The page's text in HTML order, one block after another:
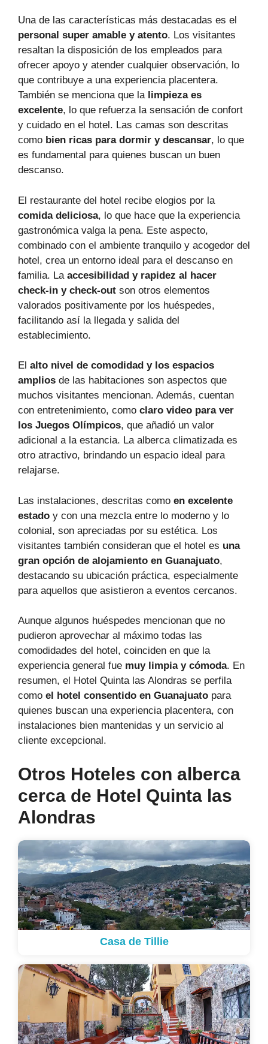
Una de las características más destacadas es el
personal super amable y atento. Los visitantes
resaltan la disposición de los empleados para
ofrecer apoyo y atender cualquier observación, lo
que contribuye a una experiencia placentera.
También se menciona que la limpieza es
excelente, lo que refuerza la sensación de confort
y cuidado en el hotel. Las camas son descritas
como bien ricas para dormir y descansar, lo que
es fundamental para quienes buscan un buen
descanso.
El restaurante del hotel recibe elogios por la
comida deliciosa, lo que hace que la experiencia
gastronómica valga la pena. Este aspecto,
combinado con el ambiente tranquilo y acogedor del
hotel, crea un entorno ideal para el descanso en
familia. La accesibilidad y rapidez al hacer
check-in y check-out son otros elementos
valorados positivamente por los huéspedes,
facilitando así la llegada y salida del
establecimiento.
El alto nivel de comodidad y los espacios
amplios de las habitaciones son aspectos que
muchos visitantes mencionan. Además, cuentan
con entretenimiento, como claro video para ver
los Juegos Olímpicos, que añadió un valor
adicional a la estancia. La alberca climatizada es
otro atractivo, brindando un espacio ideal para
relajarse.
Las instalaciones, descritas como en excelente
estado y con una mezcla entre lo moderno y lo
colonial, son apreciadas por su estética. Los
visitantes también consideran que el hotel es una
gran opción de alojamiento en Guanajuato,
destacando su ubicación práctica, especialmente
para aquellos que asistieron a eventos cercanos.
Aunque algunos huéspedes mencionan que no
pudieron aprovechar al máximo todas las
comodidades del hotel, coinciden en que la
experiencia general fue muy limpia y cómoda. En
resumen, el Hotel Quinta las Alondras se perfila
como el hotel consentido en Guanajuato para
quienes buscan una experiencia placentera, con
instalaciones bien mantenidas y un servicio al
cliente excepcional.
Otros Hoteles con alberca
cerca de Hotel Quinta las
Alondras
Casa de Tillie